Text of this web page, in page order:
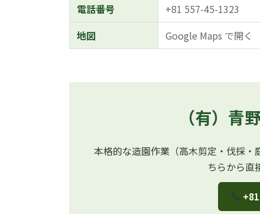
電話番号
+81 557-45-1323
地図
Google Maps で開く
（有）青
本格的な造園作業（高木剪定・伐採
ちらから直